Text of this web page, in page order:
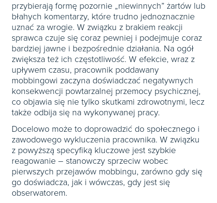
przybierają formę pozornie „niewinnych” żartów lub
błahych komentarzy, które trudno jednoznacznie
uznać za wrogie. W związku z brakiem reakcji
sprawca czuje się coraz pewniej i podejmuje coraz
bardziej jawne i bezpośrednie działania. Na ogół
zwiększa też ich częstotliwość. W efekcie, wraz z
upływem czasu, pracownik poddawany
mobbingowi zaczyna doświadczać negatywnych
konsekwencji powtarzalnej przemocy psychicznej,
co objawia się nie tylko skutkami zdrowotnymi, lecz
także odbija się na wykonywanej pracy.
Docelowo może to doprowadzić do społecznego i
zawodowego wykluczenia pracownika. W związku
z powyższą specyfiką kluczowe jest szybkie
reagowanie – stanowczy sprzeciw wobec
pierwszych przejawów mobbingu, zarówno gdy się
go doświadcza, jak i wówczas, gdy jest się
obserwatorem.